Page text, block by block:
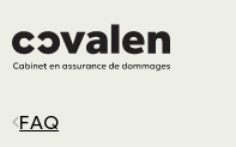
AUTOMOBILE
HABITATION
DIFFICULTÉS À
PRODUITS
SECTEURS
PROGRAMMES
MENU PRINCIPAL
MENU PRINCIPAL
FAQ